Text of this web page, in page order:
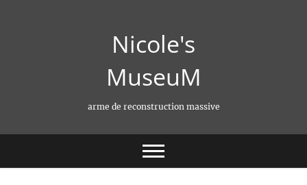
Nicole's
MuseuM
arme de reconstruction massive